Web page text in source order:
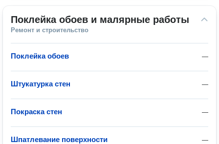
Поклейка обоев и малярные работы
Ремонт и строительство
—
Поклейка обоев
—
Штукатурка стен
—
Покраска стен
—
Шпатлевание поверхности